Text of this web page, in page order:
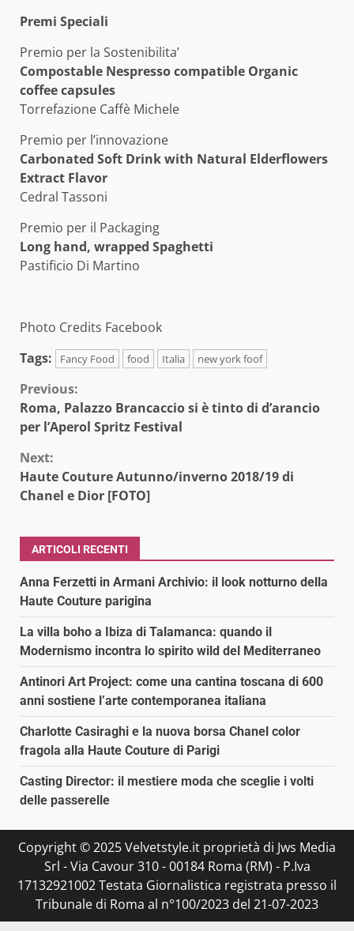
Premi Speciali
Premio per la Sostenibilita’
Compostable Nespresso compatible Organic
coffee capsules
Torrefazione Caffè Michele
Premio per l’innovazione
Carbonated Soft Drink with Natural Elderflowers
Extract Flavor
Cedral Tassoni
Premio per il Packaging
Long hand, wrapped Spaghetti
Pastificio Di Martino
Photo Credits Facebook
Tags:
Fancy Food food Italia new york foof
Continue
Reading
Previous:
Roma, Palazzo Brancaccio si è tinto di d’arancio
per l’Aperol Spritz Festival
Next:
Haute Couture Autunno/inverno 2018/19 di
Chanel e Dior [FOTO]
ARTICOLI RECENTI
Anna Ferzetti in Armani Archivio: il look notturno della
Haute Couture parigina
La villa boho a Ibiza di Talamanca: quando il
Modernismo incontra lo spirito wild del Mediterraneo
Antinori Art Project: come una cantina toscana di 600
anni sostiene l’arte contemporanea italiana
Charlotte Casiraghi e la nuova borsa Chanel color
fragola alla Haute Couture di Parigi
Casting Director: il mestiere moda che sceglie i volti
delle passerelle
Copyright © 2025 Velvetstyle.it proprietà di Jws Media
Srl - Via Cavour 310 - 00184 Roma (RM) - P.Iva
17132921002 Testata Giornalistica registrata presso il
Tribunale di Roma al n°100/2023 del 21-07-2023